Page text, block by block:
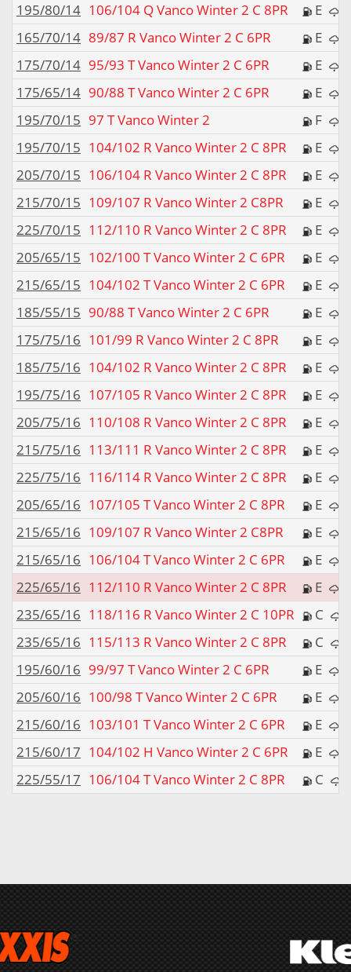
195/80/14 106/104 Q Vanco Winter 2 C 8PR E
165/70/14 89/87 R Vanco Winter 2 C 6PR E
175/70/14 95/93 T Vanco Winter 2 C 6PR E
175/65/14 90/88 T Vanco Winter 2 C 6PR E
195/70/15 97 T Vanco Winter 2 F
195/70/15 104/102 R Vanco Winter 2 C 8PR E
205/70/15 106/104 R Vanco Winter 2 C 8PR E
215/70/15 109/107 R Vanco Winter 2 C8PR E
225/70/15 112/110 R Vanco Winter 2 C 8PR E
205/65/15 102/100 T Vanco Winter 2 C 6PR E
215/65/15 104/102 T Vanco Winter 2 C 6PR E
185/55/15 90/88 T Vanco Winter 2 C 6PR E
175/75/16 101/99 R Vanco Winter 2 C 8PR E
185/75/16 104/102 R Vanco Winter 2 C 8PR E
195/75/16 107/105 R Vanco Winter 2 C 8PR E
205/75/16 110/108 R Vanco Winter 2 C 8PR E
215/75/16 113/111 R Vanco Winter 2 C 8PR E
225/75/16 116/114 R Vanco Winter 2 C 8PR E
205/65/16 107/105 T Vanco Winter 2 C 8PR E
215/65/16 109/107 R Vanco Winter 2 C8PR E
215/65/16 106/104 T Vanco Winter 2 C 6PR E
225/65/16 112/110 R Vanco Winter 2 C 8PR E
235/65/16 118/116 R Vanco Winter 2 C 10PR C
235/65/16 115/113 R Vanco Winter 2 C 8PR C
195/60/16 99/97 T Vanco Winter 2 C 6PR E
205/60/16 100/98 T Vanco Winter 2 C 6PR E
215/60/16 103/101 T Vanco Winter 2 C 6PR E
215/60/17 104/102 H Vanco Winter 2 C 6PR E
225/55/17 106/104 T Vanco Winter 2 C 8PR C